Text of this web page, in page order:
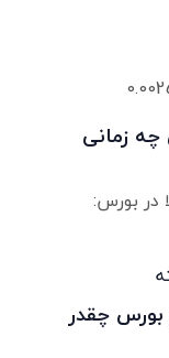
زمانی
در بورس:
بورس چقدر